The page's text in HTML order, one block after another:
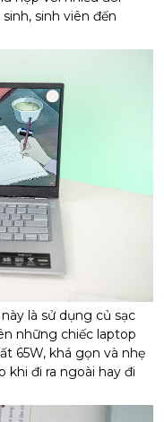
sinh viên đến
là sử dụng củ sạc
những chiếc laptop
65W, khá gọn và nhẹ
đi ra ngoài hay đi